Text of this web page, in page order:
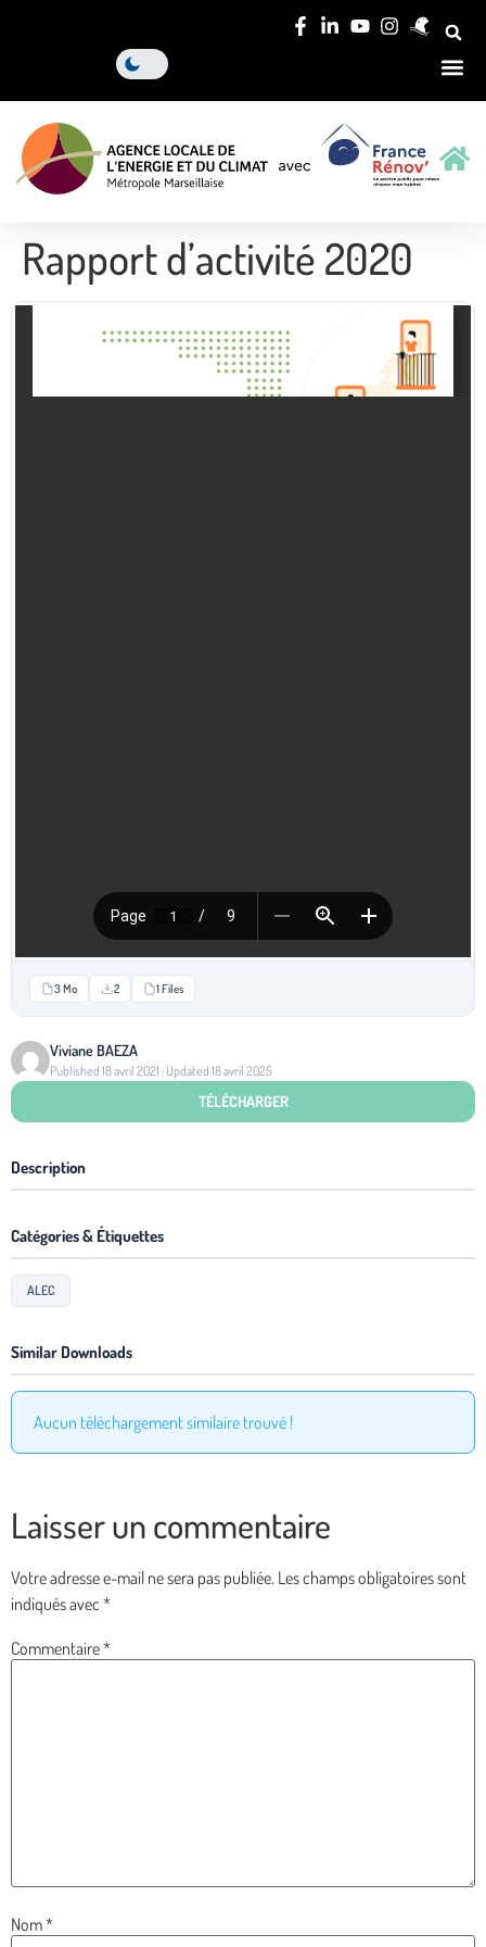
Rapport d’activité 2020
3 Mo 2 1 Files
Viviane BAEZA
Published 18 avril 2021 · Updated 18 avril 2025
TÉLÉCHARGER
Description
Catégories & Étiquettes
ALEC
Similar Downloads
Aucun téléchargement similaire trouvé !
Laisser un commentaire
Votre adresse e-mail ne sera pas publiée. Les champs obligatoires sont
indiqués avec *
Commentaire*
Nom*